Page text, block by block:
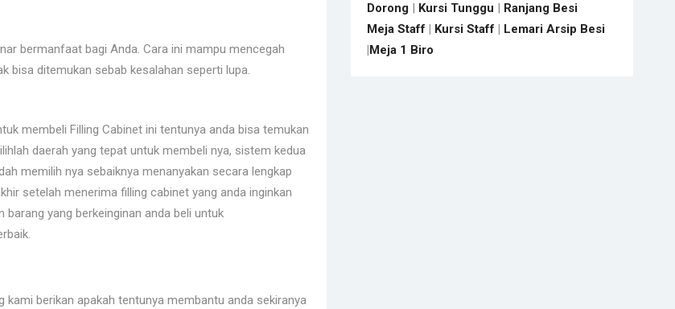
bermanfaat bagi Anda. Cara ini mampu mencegah
bisa ditemukan sebab kesalahan seperti lupa.
membeli Filling Cabinet ini tentunya anda bisa temukan
daerah yang tepat untuk membeli nya, sistem kedua
memilih nya sebaiknya menanyakan secara lengkap
setelah menerima filling cabinet yang anda inginkan
yang berkeinginan anda beli untuk
kami berikan apakah tentunya membantu anda sekiranya
Dorong | Kursi Tunggu | Ranjang Besi
Meja Staff | Kursi Staff | Lemari Arsip Besi
|Meja 1 Biro